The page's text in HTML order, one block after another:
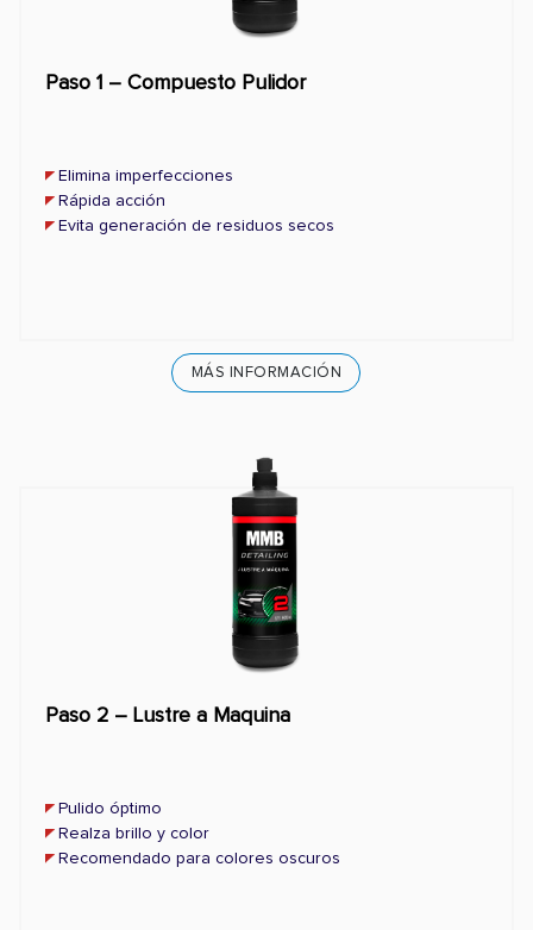
Paso 1 – Compuesto Pulidor
Elimina imperfecciones
Rápida acción
Evita generación de residuos secos
MÁS INFORMACIÓN
Paso 2 – Lustre a Maquina
Pulido óptimo
Realza brillo y color
Recomendado para colores oscuros